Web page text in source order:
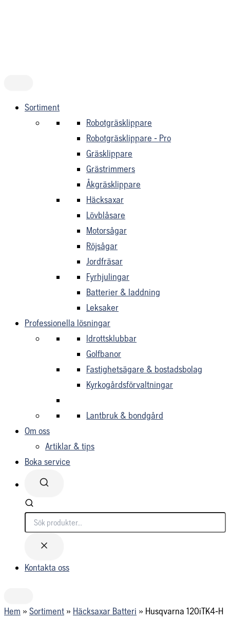
Sortiment
Robotgräsklippare
Robotgräsklippare - Pro
Gräsklippare
Grästrimmers
Åkgräsklippare
Häcksaxar
Lövblåsare
Motorsågar
Röjsågar
Jordfräsar
Fyrhjulingar
Batterier & laddning
Leksaker
Professionella lösningar
Idrottsklubbar
Golfbanor
Fastighetsägare & bostadsbolag
Kyrkogårdsförvaltningar
Lantbruk & bondgård
Om oss
Artiklar & tips
Boka service
Söker...
Kontakta oss
Hem » Sortiment » Häcksaxar Batteri » Husqvarna 120iTK4-H